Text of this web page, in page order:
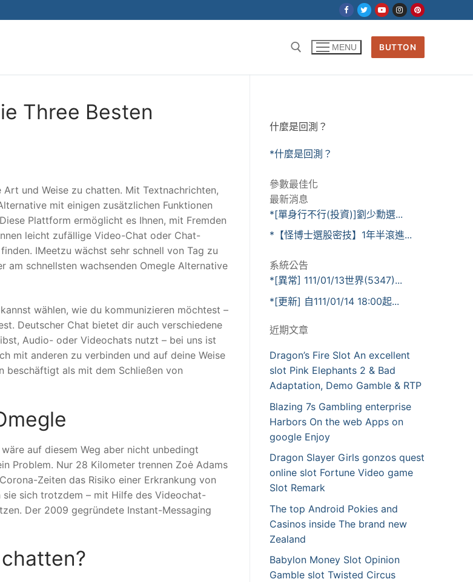
MENU BUTTON
Three Besten
und Weise zu chatten. Mit Textnachrichten,
mit einigen zusätzlichen Funktionen
Plattform ermöglicht es Ihnen, mit Fremden
leicht zufällige Video-Chat oder Chat-
IMeetzu wächst sehr schnell von Tag zu
am schnellsten wachsenden Omegle Alternative
wählen, wie du kommunizieren möchtest –
Deutscher Chat bietet dir auch verschiedene
Audio- oder Videochats nutzt – bei uns ist
mit anderen zu verbinden und auf deine Weise
beschäftigt als mit dem Schließen von
auf diesem Weg aber nicht unbe­dingt
Problem. Nur 28 Kilo­meter trennen Zoė Adams
Zeiten das Risiko einer Erkrankung von
sie sich trotzdem – mit Hilfe des Video­chat-
Der 2009 gegründete Instant-Messaging
什麼是回測？
*什麼是回測？
參數最佳化
最新消息
*[單身行不行(投資)]劉少勳選...
*【怪博士選股密技】1年半滾進...
系統公告
*[異常] 111/01/13世界(5347)...
*[更新] 自111/01/14 18:00起...
近期文章
Dragon’s Fire Slot An excellent
slot Pink Elephants 2 & Bad
Adaptation, Demo Gamble & RTP
Blazing 7s Gambling enterprise
Harbors On the web Apps on
google Enjoy
Dragon Slayer Girls gonzos quest
online slot Fortune Video game
Slot Remark
The top Android Pokies and
Casinos inside The brand new
Zealand
Babylon Money Slot Opinion
Gamble slot Twisted Circus